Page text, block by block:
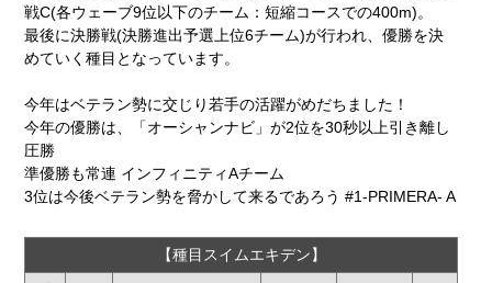
戦C(各ウェーブ9位以下のチーム：短縮コースでの400m)。
最後に決勝戦(決勝進出予選上位6チーム)が行われ、優勝を決
めていく種目となっています。
今年はベテラン勢に交じり若手の活躍がめだちました！
今年の優勝は、「オーシャンナビ」が2位を30秒以上引き離し
圧勝
準優勝も常連 インフィニティAチーム
3位は今後ベテラン勢を脅かして来るであろう #1-PRIMERA- A
【種目スイムエキデン】